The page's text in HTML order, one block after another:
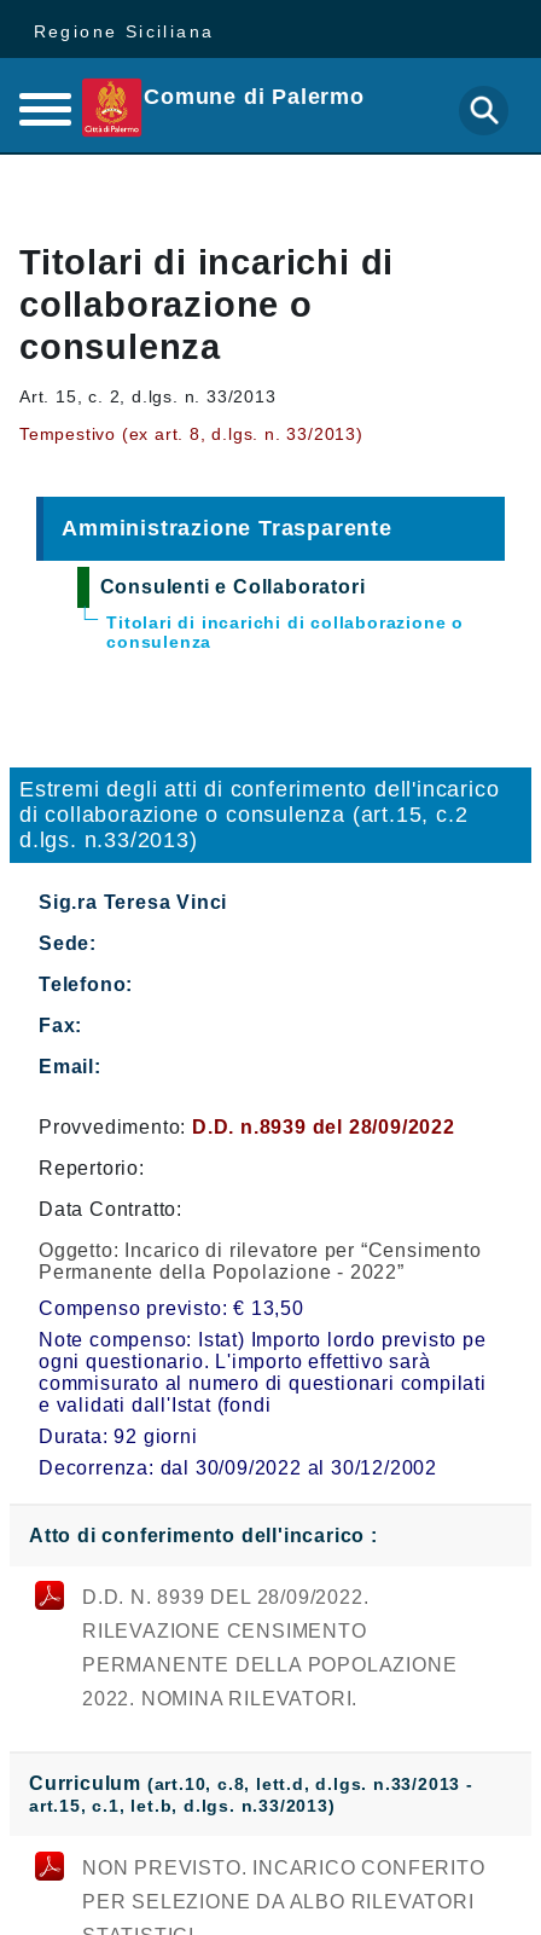
Regione Siciliana
Comune di Palermo
Titolari di incarichi di
collaborazione o
consulenza
Art. 15, c. 2, d.lgs. n. 33/2013
Tempestivo (ex art. 8, d.lgs. n. 33/2013)
Amministrazione Trasparente
Consulenti e Collaboratori
Titolari di incarichi di collaborazione o
consulenza
Estremi degli atti di conferimento dell'incarico
di collaborazione o consulenza (art.15, c.2
d.lgs. n.33/2013)
Sig.ra Teresa Vinci
Sede:
Telefono:
Fax:
Email:
Provvedimento: D.D. n.8939 del 28/09/2022
Repertorio:
Data Contratto:
Oggetto:
Incarico di rilevatore per “Censimento
Permanente della Popolazione - 2022”
Compenso previsto: € 13,50
Note compenso: Istat) Importo lordo previsto pe
ogni questionario. L'importo effettivo sarà
commisurato al numero di questionari compilati
e validati dall'Istat (fondi
Durata: 92 giorni
Decorrenza: dal 30/09/2022 al 30/12/2002
Atto di conferimento dell'incarico :
D.D. N. 8939 DEL 28/09/2022.
RILEVAZIONE CENSIMENTO
PERMANENTE DELLA POPOLAZIONE
2022. NOMINA RILEVATORI.
Curriculum (art.10, c.8, lett.d, d.lgs. n.33/2013 -
art.15, c.1, let.b, d.lgs. n.33/2013)
NON PREVISTO. INCARICO CONFERITO
PER SELEZIONE DA ALBO RILEVATORI